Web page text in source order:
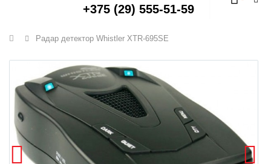
+375 (29) 555-51-59
Главная
Радар детектор Whistler XTR-695SE